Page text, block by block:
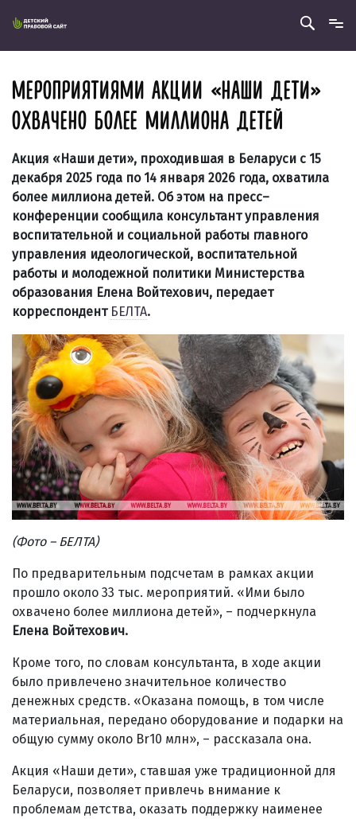
МЕРОПРИЯТИЯМИ АКЦИИ «НАШИ ДЕТИ»
ОХВАЧЕНО БОЛЕЕ МИЛЛИОНА ДЕТЕЙ
Акция «Наши дети», проходившая в Беларуси с 15
декабря 2025 года по 14 января 2026 года, охватила
более миллиона детей. Об этом на пресс–
конференции сообщила консультант управления
воспитательной и социальной работы главного
управления идеологической, воспитательной
работы и молодежной политики Министерства
образования Елена Войтехович, передает
корреспондент БЕЛТА.
(Фото – БЕЛТА)
По предварительным подсчетам в рамках акции
прошло около 33 тыс. мероприятий. «Ими было
охвачено более миллиона детей», – подчеркнула
Елена Войтехович.
Кроме того, по словам консультанта, в ходе акции
было привлечено значительное количество
денежных средств. «Оказана помощь, в том числе
материальная, передано оборудование и подарки на
общую сумму около Br10 млн», – рассказала она.
Акция «Наши дети», ставшая уже традиционной для
Беларуси, позволяет привлечь внимание к
проблемам детства, оказать поддержку наименее